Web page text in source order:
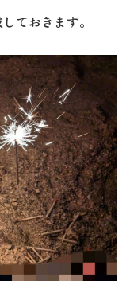
ておきます。